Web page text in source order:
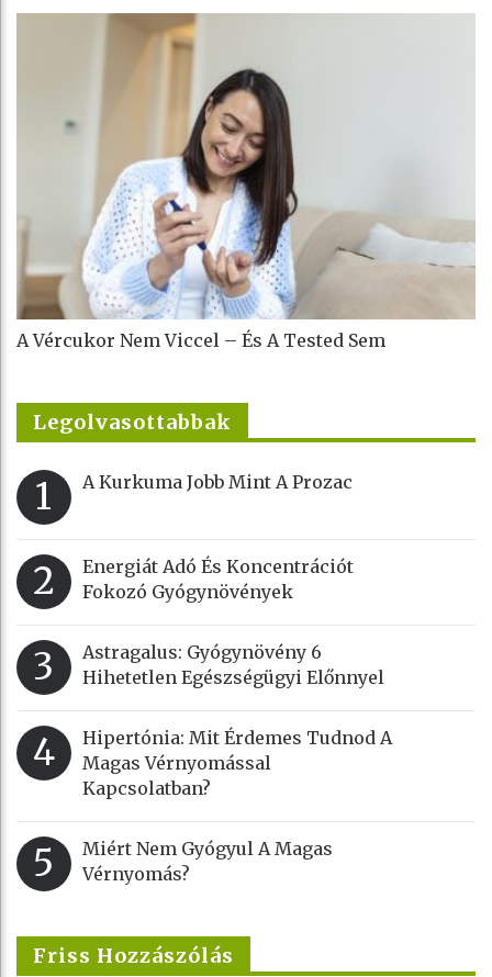
A Vércukor Nem Viccel – És A Tested Sem
Legolvasottabbak
1 A Kurkuma Jobb Mint A Prozac
2
Energiát Adó És Koncentrációt
Fokozó Gyógynövények
3
Astragalus: Gyógynövény 6
Hihetetlen Egészségügyi Előnnyel
4
Hipertónia: Mit Érdemes Tudnod A
Magas Vérnyomással
Kapcsolatban?
5
Miért Nem Gyógyul A Magas
Vérnyomás?
Friss Hozzászólás